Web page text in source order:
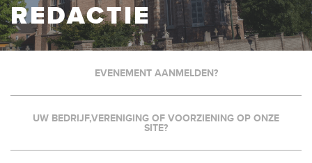
REDACTIE
EVENEMENT AANMELDEN?
UW BEDRIJF,VERENIGING OF VOORZIENING OP ONZE
SITE?